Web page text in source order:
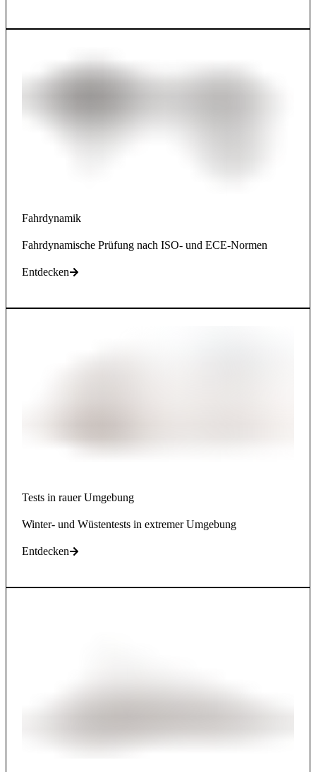
Fahrdynamik
Fahrdynamische Prüfung nach ISO- und ECE-Normen
Entdecken
Tests in rauer Umgebung
Winter- und Wüstentests in extremer Umgebung
Entdecken